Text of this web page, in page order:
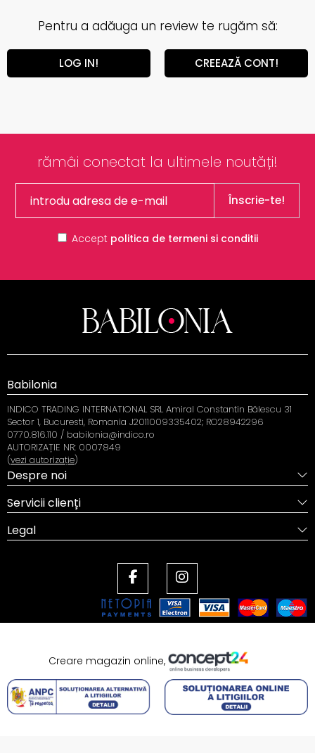
Pentru a adăuga un review te rugăm să:
LOG IN! CREEAZĂ CONT!
rămâi conectat la ultimele noutăți!
Înscrie-te!
Accept politica de termeni si conditii
Babilonia
INDICO TRADING INTERNATIONAL SRL Amiral Constantin Bălescu 31
Sector 1, Bucuresti, Romania J2011009335402; RO28942296
0770.816.110 / babilonia@indico.ro
AUTORIZAȚIE NR: 0007849
(vezi autorizație)
Despre noi
Servicii clienți
Legal
Creare magazin online,